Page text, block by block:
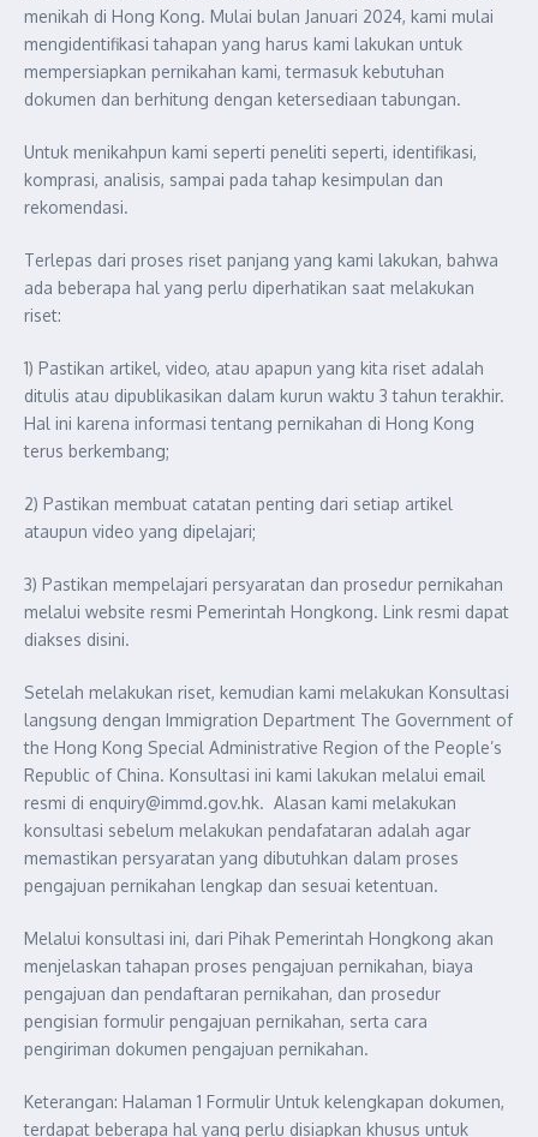
menikah di Hong Kong. Mulai bulan Januari 2024, kami mulai
mengidentifikasi tahapan yang harus kami lakukan untuk
mempersiapkan pernikahan kami, termasuk kebutuhan
dokumen dan berhitung dengan ketersediaan tabungan.
Untuk menikahpun kami seperti peneliti seperti, identifikasi,
komprasi, analisis, sampai pada tahap kesimpulan dan
rekomendasi.
Terlepas dari proses riset panjang yang kami lakukan, bahwa
ada beberapa hal yang perlu diperhatikan saat melakukan
riset:
1) Pastikan artikel, video, atau apapun yang kita riset adalah
ditulis atau dipublikasikan dalam kurun waktu 3 tahun terakhir.
Hal ini karena informasi tentang pernikahan di Hong Kong
terus berkembang;
2) Pastikan membuat catatan penting dari setiap artikel
ataupun video yang dipelajari;
3) Pastikan mempelajari persyaratan dan prosedur pernikahan
melalui website resmi Pemerintah Hongkong. Link resmi dapat
diakses disini.
Setelah melakukan riset, kemudian kami melakukan Konsultasi
langsung dengan Immigration Department The Government of
the Hong Kong Special Administrative Region of the People’s
Republic of China. Konsultasi ini kami lakukan melalui email
resmi di enquiry@immd.gov.hk. Alasan kami melakukan
konsultasi sebelum melakukan pendafataran adalah agar
memastikan persyaratan yang dibutuhkan dalam proses
pengajuan pernikahan lengkap dan sesuai ketentuan.
Melalui konsultasi ini, dari Pihak Pemerintah Hongkong akan
menjelaskan tahapan proses pengajuan pernikahan, biaya
pengajuan dan pendaftaran pernikahan, dan prosedur
pengisian formulir pengajuan pernikahan, serta cara
pengiriman dokumen pengajuan pernikahan.
Keterangan: Halaman 1 Formulir Untuk kelengkapan dokumen,
terdapat beberapa hal yang perlu disiapkan khusus untuk